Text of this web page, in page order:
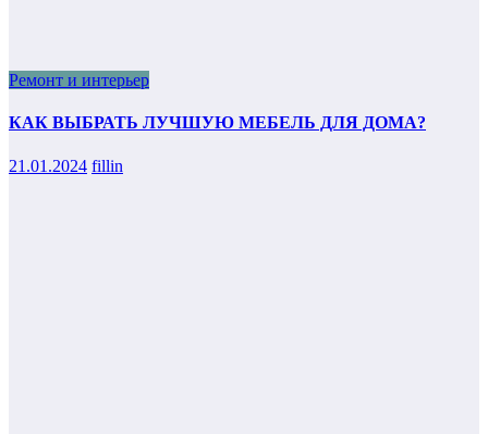
Ремонт и интерьер
КАК ВЫБРАТЬ ЛУЧШУЮ МЕБЕЛЬ ДЛЯ ДОМА?
21.01.2024 fillin